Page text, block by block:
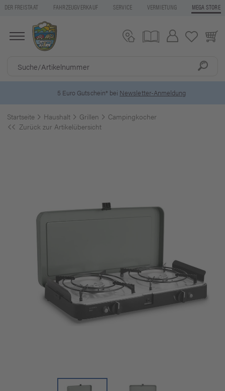
DER FREISTAAT FAHRZEUGVERKAUF SERVICE VERMIETUNG MEGA STORE
5 Euro Gutschein* beiNewsletter-Anmeldung
Startseite Haushalt Grillen
Campingkocher
Zurück zur Artikelübersicht